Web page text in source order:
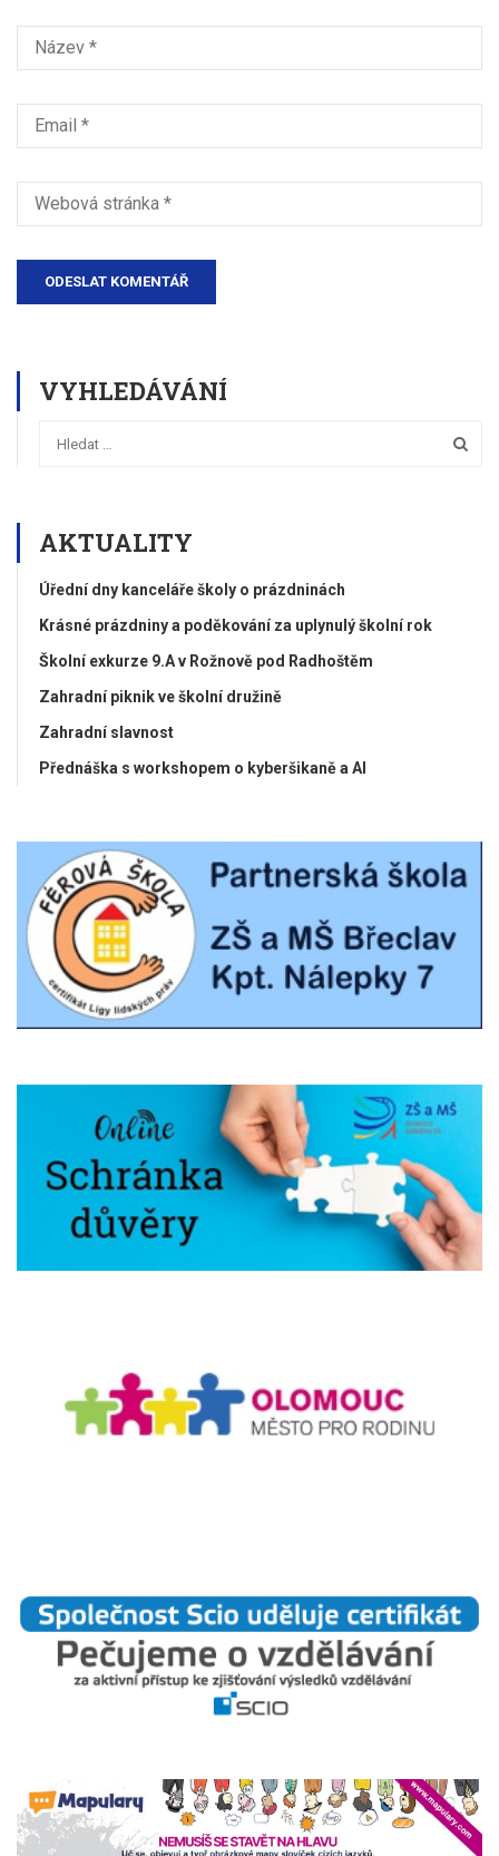
VYHLEDÁVÁNÍ
AKTUALITY
Úřední dny kanceláře školy o prázdninách
Krásné prázdniny a poděkování za uplynulý školní rok
Školní exkurze 9.A v Rožnově pod Radhoštěm
Zahradní piknik ve školní družině
Zahradní slavnost
Přednáška s workshopem o kyberšikaně a AI